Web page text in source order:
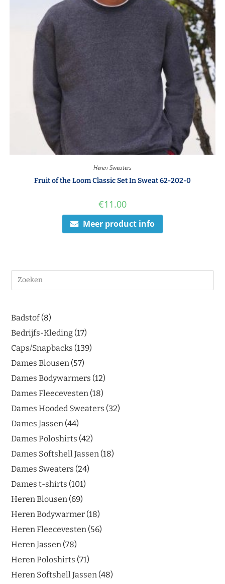
Heren Sweaters
Fruit of the Loom Classic Set In Sweat 62-202-0
€11.00
Meer product info
Badstof 8
Bedrijfs-Kleding 17
Caps/Snapbacks 139
Dames Blousen 57
Dames Bodywarmers 12
Dames Fleecevesten 18
Dames Hooded Sweaters 32
Dames Jassen 44
Dames Poloshirts 42
Dames Softshell Jassen 18
Dames Sweaters 24
Dames t-shirts 101
Heren Blousen 69
Heren Bodywarmer 18
Heren Fleecevesten 56
Heren Jassen 78
Heren Poloshirts 71
Heren Softshell Jassen 48